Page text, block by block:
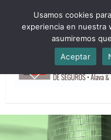
HORARIO INVIERNO Lun-
administracion@cmsab.eus
688.889.170
Usamos cookies
experiencia en nuestra
asumiremos
Aceptar